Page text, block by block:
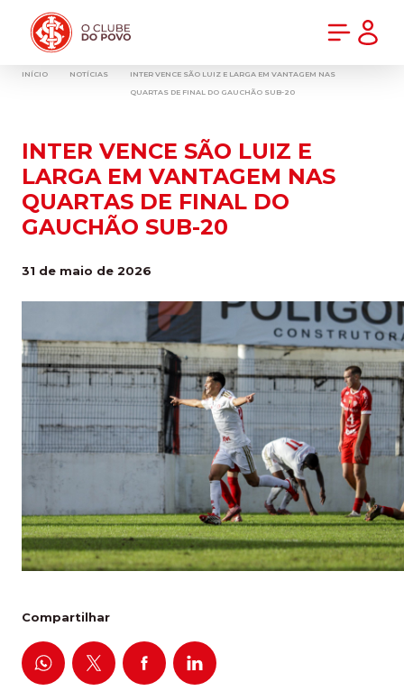
INÍCIO NOTÍCIAS
INTER VENCE SÃO LUIZ E LARGA EM VANTAGEM NAS
QUARTAS DE FINAL DO GAUCHÃO SUB-20
INTER VENCE SÃO LUIZ E
LARGA EM VANTAGEM NAS
QUARTAS DE FINAL DO
GAUCHÃO SUB-20
31 de maio de 2026
Compartilhar